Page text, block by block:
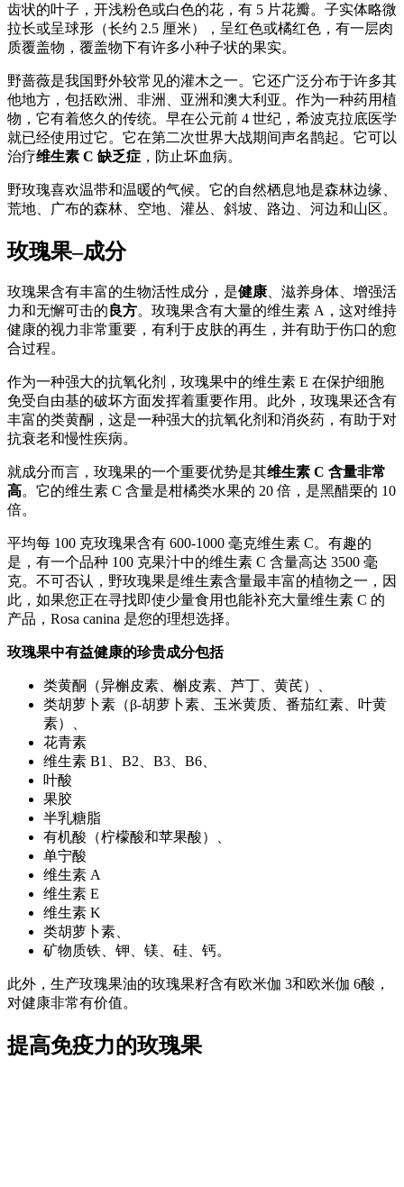
齿状的叶子，开浅粉色或白色的花，有 5 片花瓣。子实体略微
拉长或呈球形（长约 2.5 厘米），呈红色或橘红色，有一层肉
质覆盖物，覆盖物下有许多小种子状的果实。
野蔷薇是我国野外较常见的灌木之一。它还广泛分布于许多其
他地方，包括欧洲、非洲、亚洲和澳大利亚。作为一种药用植
物，它有着悠久的传统。早在公元前 4 世纪，希波克拉底医学
就已经使用过它。它在第二次世界大战期间声名鹊起。它可以
治疗维生素 C 缺乏症 ，防止坏血病。
野玫瑰喜欢温带和温暖的气候。它的自然栖息地是森林边缘、
荒地、广布的森林、空地、灌丛、斜坡、路边、河边和山区。
玫瑰果–成分
玫瑰果含有丰富的生物活性成分，是健康、滋养身体、增强活
力和无懈可击的 良方。玫瑰果含有大量的维生素 A，这对维持
健康的视力非常重要，有利于皮肤的再生，并有助于伤口的愈
合过程。
作为一种强大的抗氧化剂，玫瑰果中的维生素 E 在保护细胞
免受自由基的破坏方面发挥着重要作用。此外，玫瑰果还含有
丰富的类黄酮，这是一种强大的抗氧化剂和消炎药，有助于对
抗衰老和慢性疾病。
就成分而言，玫瑰果的一个重要优势是其维生素 C 含量非常
高。它的维生素 C 含量是柑橘类水果的 20 倍，是黑醋栗的 10
倍。
平均每 100 克玫瑰果含有 600-1000 毫克维生素 C。有趣的
是，有一个品种 100 克果汁中的维生素 C 含量高达 3500 毫
克。不可否认，野玫瑰果是维生素含量最丰富的植物之一，因
此，如果您正在寻找即使少量食用也能补充大量维生素 C 的
产品，Rosa canina 是您的理想选择。
玫瑰果中有益健康的珍贵成分包括
类黄酮（异槲皮素、槲皮素、芦丁、黄芪）、
类胡萝卜素（β-胡萝卜素、玉米黄质、番茄红素、叶黄
素）、
花青素
维生素 B1、B2、B3、B6、
叶酸
果胶
半乳糖脂
有机酸（柠檬酸和苹果酸）、
单宁酸
维生素 A
维生素 E
维生素 K
类胡萝卜素、
矿物质铁、钾、镁、硅、钙。
此外，生产玫瑰果油的玫瑰果籽含有欧米伽 3和欧米伽 6酸，
对健康非常有价值。
提高免疫力的玫瑰果